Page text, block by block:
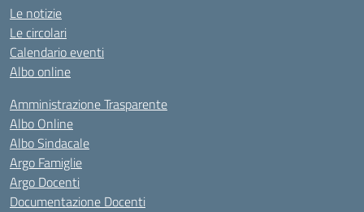
Le notizie
Le circolari
Calendario eventi
Albo online
Amministrazione Trasparente
Albo Online
Albo Sindacale
Argo Famiglie
Argo Docenti
Documentazione Docenti